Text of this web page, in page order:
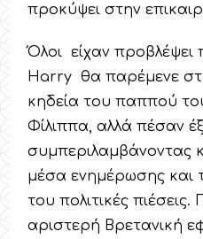
προκύψει στην
Όλοι είχαν
Harry θα παρέμενε
κηδεία του παππού
Φίλιππα, αλλά πέσαν
συμπεριλαμβάνοντας
μέσα ενημέρωσης και
του πολιτικές πιέσεις.
αριστερή Βρετανική